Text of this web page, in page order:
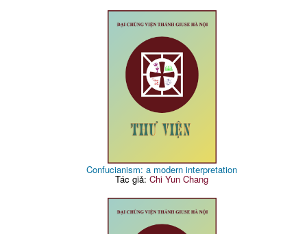
Confucianism: a modern interpretation
Tác giả:Chi Yun Chang